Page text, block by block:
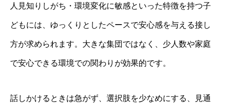
人見知りしがち・環境変化に敏感といった特徴を持つ子
どもには、ゆっくりとしたペースで安心感を与える接し
方が求められます。大きな集団ではなく、少人数や家庭
で安心できる環境での関わりが効果的です。
話しかけるときは急がず、選択肢を少なめにする、見通